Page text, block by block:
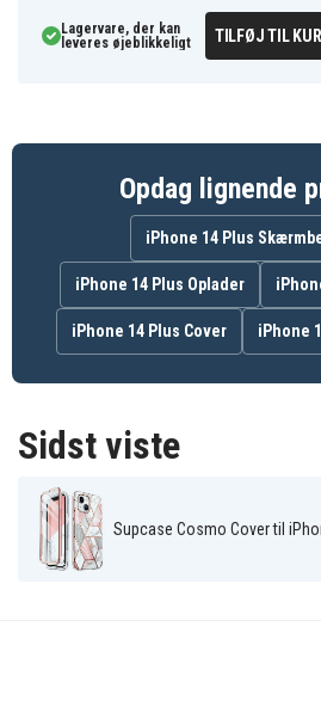
Slankere form for pansret
overflader
Dekorativ styling giver
udseende
Artikkelnr 120350
EAN / GTIN
Varemærke
Farve Grå,
Materiale
Lagervare, der kan
leveres øjeblikkeligt
TILFØJ TIL
Opdag lignende
iPhone 14 Plus
iPhone 14 Plus Oplader
iPhone 14 Plus Cover iPhone
Sidst viste
Supcase Cosmo Cover til